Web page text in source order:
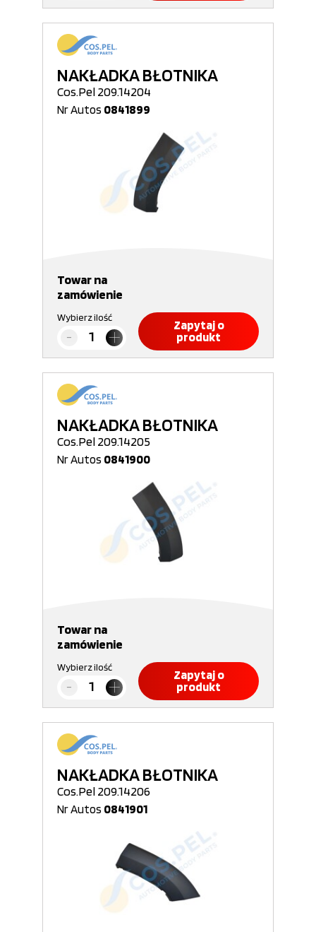
NAKŁADKA BŁOTNIKA
Cos.Pel 209.14204
Nr Autos 0841899
Towar na
zamówienie
Wybierz ilość
Zapytaj o
produkt
NAKŁADKA BŁOTNIKA
Cos.Pel 209.14205
Nr Autos 0841900
Towar na
zamówienie
Wybierz ilość
Zapytaj o
produkt
NAKŁADKA BŁOTNIKA
Cos.Pel 209.14206
Nr Autos 0841901